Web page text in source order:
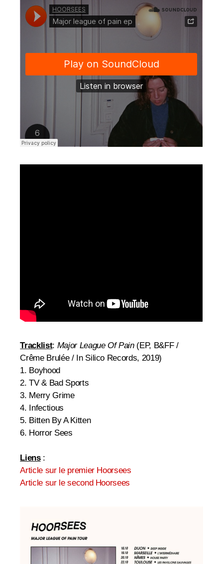
Tracklist: Major League Of Pain(EP, B&FF /
Crême Brulée / In Silico Records, 2019)
1. Boyhood
2. TV & Bad Sports
3. Merry Grime
4. Infectious
5. Bitten By A Kitten
6. Horror Sees
Liens:
Article sur le premier Hoorsees
Article sur le second Hoorsees